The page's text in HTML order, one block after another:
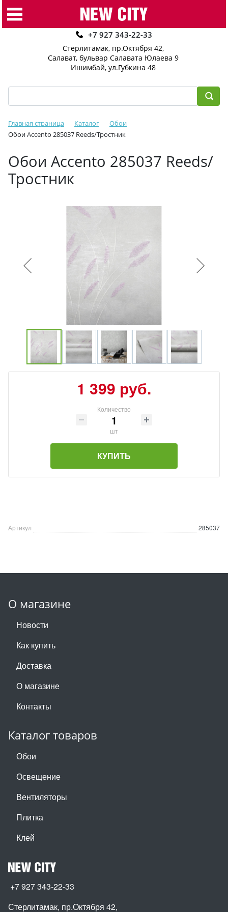
+7 927 343-22-33
Стерлитамак, пр.Октября 42,
Салават, бульвар Салавата Юлаева 9
Ишимбай, ул.Губкина 48
Главная страница Каталог
Обои
Обои Accento 285037 Reeds/Тростник
Обои Accento 285037 Reeds/
Тростник
1 399 руб.
Количество
шт
КУПИТЬ
Артикул 285037
О магазине
Новости
Как купить
Доставка
О магазине
Контакты
Каталог товаров
Обои
Освещение
Вентиляторы
Плитка
Клей
+7 927 343-22-33
Стерлитамак, пр.Октября 42,